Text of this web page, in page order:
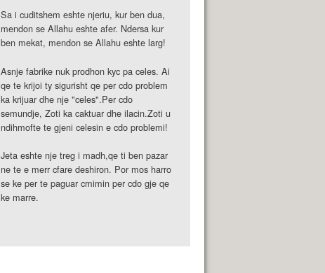
Sa i cuditshem eshte njeriu, kur ben dua,
mendon se Allahu eshte afer. Ndersa kur
ben mekat, mendon se Allahu eshte larg!
Asnje fabrike nuk prodhon kyc pa celes. Ai
qe te krijoi ty sigurisht qe per cdo problem
ka krijuar dhe nje "celes".Per cdo
semundje, Zoti ka caktuar dhe ilacin.Zoti u
ndihmofte te gjeni celesin e cdo problemi!
Jeta eshte nje treg i madh,qe ti ben pazar
ne te e merr cfare deshiron. Por mos harro
se ke per te paguar cmimin per cdo gje qe
ke marre.